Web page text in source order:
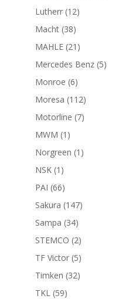
Lutherr 1212
Macht 3838
productos
MAHLE 21 21
productos
Mercedes Benz 55
Monroe 66
productos
Moresa 112112
productos
Motorline 77
MWM 1 1
producto
Norgreen 1 1
NSK 1 1
producto
PAI 6666
productos
Sakura 147147
Sampa 3434
productos
STEMCO 22
productos
TF Victor 55
productos
Timken 3232
TKL 5959